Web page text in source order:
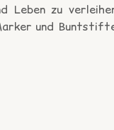
Leben zu
und